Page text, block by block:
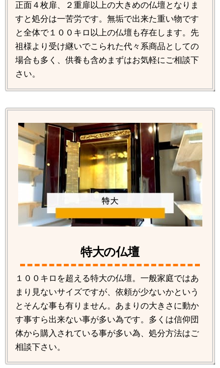
正面４枚扉、２重扉以上の大きめの仏壇となりま
すと処分は一苦労です。無垢で出来た重い物です
と全体で１００キロ以上の仏壇も存在します。先
祖様より受け継いでこられた代々系商品としての
場合も多く、供養も含めまずはお気軽にご相談下
さい。
特大の仏壇
１００キロを超える特大の仏壇。一般家庭ではあ
まり見ないサイズですが、依頼が少ないかという
とそんな事も有りません。あまりの大きさに動か
す事すら出来ない事が多い為です。多くは信仰団
体から購入されている事が多い為、処分方法はご
相談下さい。